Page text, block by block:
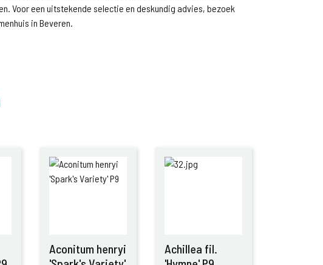
Voor een uitstekende selectie en deskundig advies, bezoek
in Beveren.
Aconitum henryi
Achillea fil.